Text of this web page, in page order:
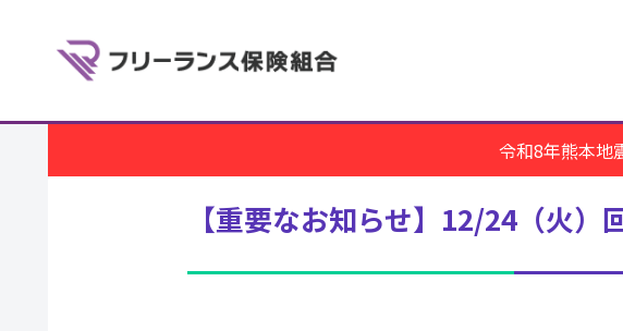
令和8年熊本地
【重要なお知らせ】12/24（火